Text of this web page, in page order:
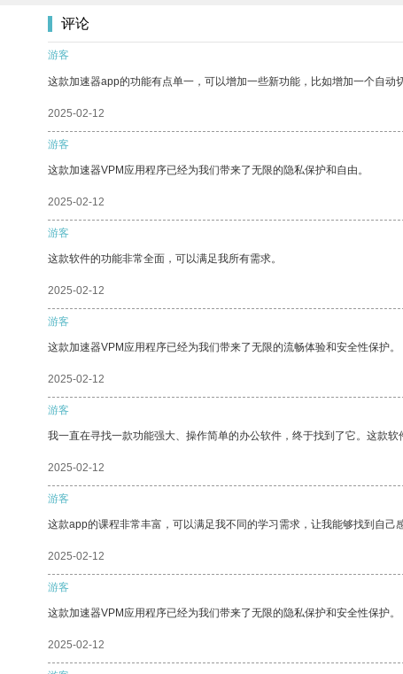
评论
游客
这款加速器app的功能有点单一，可以增加一些新功能，比如增加一个自动
2025-02-12
游客
这款加速器VPM应用程序已经为我们带来了无限的隐私保护和自由。
2025-02-12
游客
这款软件的功能非常全面，可以满足我所有需求。
2025-02-12
游客
这款加速器VPM应用程序已经为我们带来了无限的流畅体验和安全性保护。
2025-02-12
游客
我一直在寻找一款功能强大、操作简单的办公软件，终于找到了它。这款
2025-02-12
游客
这款app的课程非常丰富，可以满足我不同的学习需求，让我能够找到自己
2025-02-12
游客
这款加速器VPM应用程序已经为我们带来了无限的隐私保护和安全性保护。
2025-02-12